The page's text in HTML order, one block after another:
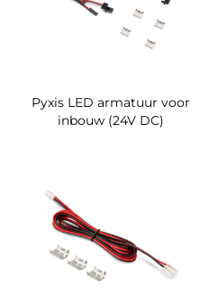
Pyxis LED armatuur voor
inbouw (24V DC)